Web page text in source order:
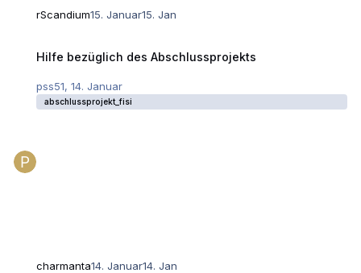
rScandium15. Januar15. Jan
Hilfe bezüglich des Abschlussprojekts
pss51, 14. Januar
abschlussprojekt_fisi
charmanta14. Januar14. Jan